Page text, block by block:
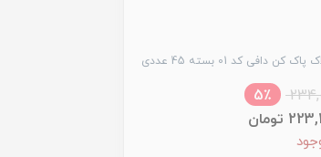
کن دافی کد 01 بسته 45 عددی
5٪
تومان